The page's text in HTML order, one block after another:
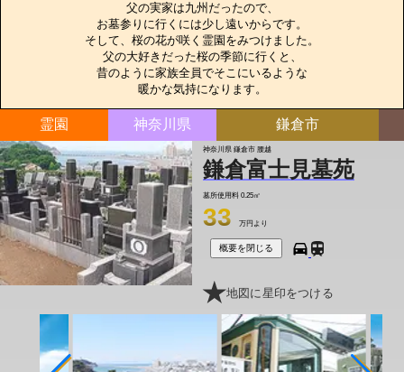
父の実家は九州だったので、
お墓参りに行くには少し遠いからです。
そして、桜の花が咲く霊園をみつけました。
父の大好きだった桜の季節に行くと、
昔のように家族全員でそこにいるような
暖かな気持になります。
霊園 神奈川県 鎌倉市
神奈川県 鎌倉市 腰越
鎌倉富士見墓苑
墓所使用料 0.25㎡
33 万円より
概要を閉じる
地図に星印をつける